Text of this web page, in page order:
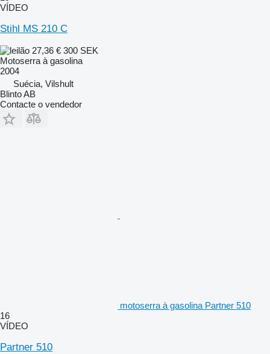
VÍDEO
Stihl MS 210 C
27,36 € 300 SEK
Motoserra à gasolina
2004
Suécia, Vilshult
Blinto AB
Contacte o vendedor
motoserra à gasolina Partner 510
16
VÍDEO
Partner 510